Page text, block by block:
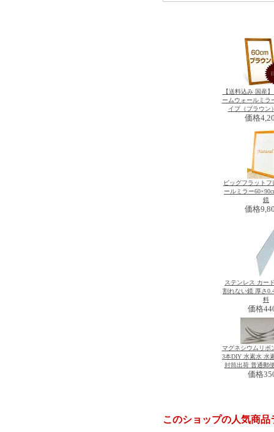
【送料込み 国産
ームウォールミラ
イプ（ブラウン
価格
ビッグフラット
ールミラー
鏡
価格
ステンレス カー
割れない鏡 厚さ
料
価格
マグネシウムリ
3本DIY 水素水 水
封筒出荷 普通郵
価格
このショップの人気商品